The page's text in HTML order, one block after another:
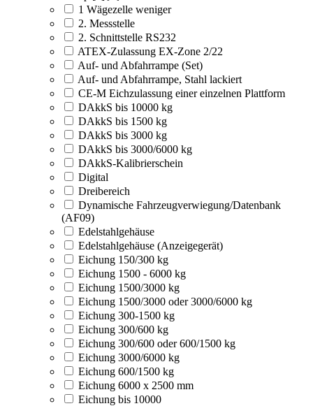
1 Wägezelle weniger
2. Messstelle
2. Schnittstelle RS232
ATEX-Zulassung EX-Zone 2/22
Auf- und Abfahrrampe (Set)
Auf- und Abfahrrampe, Stahl lackiert
CE-M Eichzulassung einer einzelnen Plattform
DAkkS bis 10000 kg
DAkkS bis 1500 kg
DAkkS bis 3000 kg
DAkkS bis 3000/6000 kg
DAkkS-Kalibrierschein
Digital
Dreibereich
Dynamische Fahrzeugverwiegung/Datenbank
(AF09)
Edelstahlgehäuse
Edelstahlgehäuse (Anzeigegerät)
Eichung 150/300 kg
Eichung 1500 - 6000 kg
Eichung 1500/3000 kg
Eichung 1500/3000 oder 3000/6000 kg
Eichung 300-1500 kg
Eichung 300/600 kg
Eichung 300/600 oder 600/1500 kg
Eichung 3000/6000 kg
Eichung 600/1500 kg
Eichung 6000 x 2500 mm
Eichung bis 10000